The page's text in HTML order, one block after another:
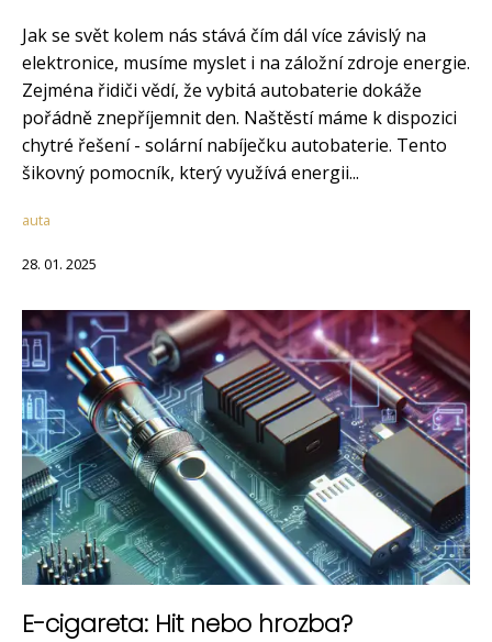
Jak se svět kolem nás stává čím dál více závislý na
elektronice, musíme myslet i na záložní zdroje energie.
Zejména řidiči vědí, že vybitá autobaterie dokáže
pořádně znepříjemnit den. Naštěstí máme k dispozici
chytré řešení - solární nabíječku autobaterie. Tento
šikovný pomocník, který využívá energii...
auta
28. 01. 2025
E-cigareta: Hit nebo hrozba?